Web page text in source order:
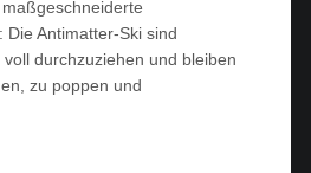
Antimatter-Ski sind
durchzuziehen und bleiben
zu poppen und